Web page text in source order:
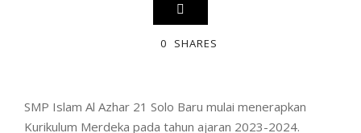
0 SHARES
SMP Islam Al Azhar 21 Solo Baru mulai menerapkan
Kurikulum Merdeka pada tahun ajaran 2023-2024.